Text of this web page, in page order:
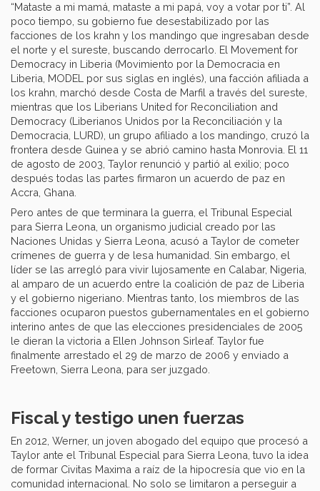
“Mataste a mi mamá, mataste a mi papá, voy a votar por ti”. Al
poco tiempo, su gobierno fue desestabilizado por las
facciones de los krahn y los mandingo que ingresaban desde
el norte y el sureste, buscando derrocarlo. El Movement for
Democracy in Liberia (Movimiento por la Democracia en
Liberia, MODEL por sus siglas en inglés), una facción afiliada a
los krahn, marchó desde Costa de Marfil a través del sureste,
mientras que los Liberians United for Reconciliation and
Democracy (Liberianos Unidos por la Reconciliación y la
Democracia, LURD), un grupo afiliado a los mandingo, cruzó la
frontera desde Guinea y se abrió camino hasta Monrovia. El 11
de agosto de 2003, Taylor renunció y partió al exilio; poco
después todas las partes firmaron un acuerdo de paz en
Accra, Ghana.
Pero antes de que terminara la guerra, el Tribunal Especial
para Sierra Leona, un organismo judicial creado por las
Naciones Unidas y Sierra Leona, acusó a Taylor de cometer
crímenes de guerra y de lesa humanidad. Sin embargo, el
líder se las arregló para vivir lujosamente en Calabar, Nigeria,
al amparo de un acuerdo entre la coalición de paz de Liberia
y el gobierno nigeriano. Mientras tanto, los miembros de las
facciones ocuparon puestos gubernamentales en el gobierno
interino antes de que las elecciones presidenciales de 2005
le dieran la victoria a Ellen Johnson Sirleaf. Taylor fue
finalmente arrestado el 29 de marzo de 2006 y enviado a
Freetown, Sierra Leona, para ser juzgado.
Fiscal y testigo unen fuerzas
En 2012, Werner, un joven abogado del equipo que procesó a
Taylor ante el Tribunal Especial para Sierra Leona, tuvo la idea
de formar Civitas Maxima a raíz de la hipocresía que vio en la
comunidad internacional. No solo se limitaron a perseguir a